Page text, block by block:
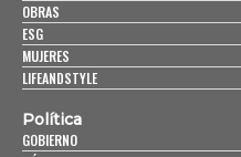
OBRAS
ESG
MUJERES
LIFEANDSTYLE
Política
GOBIERNO